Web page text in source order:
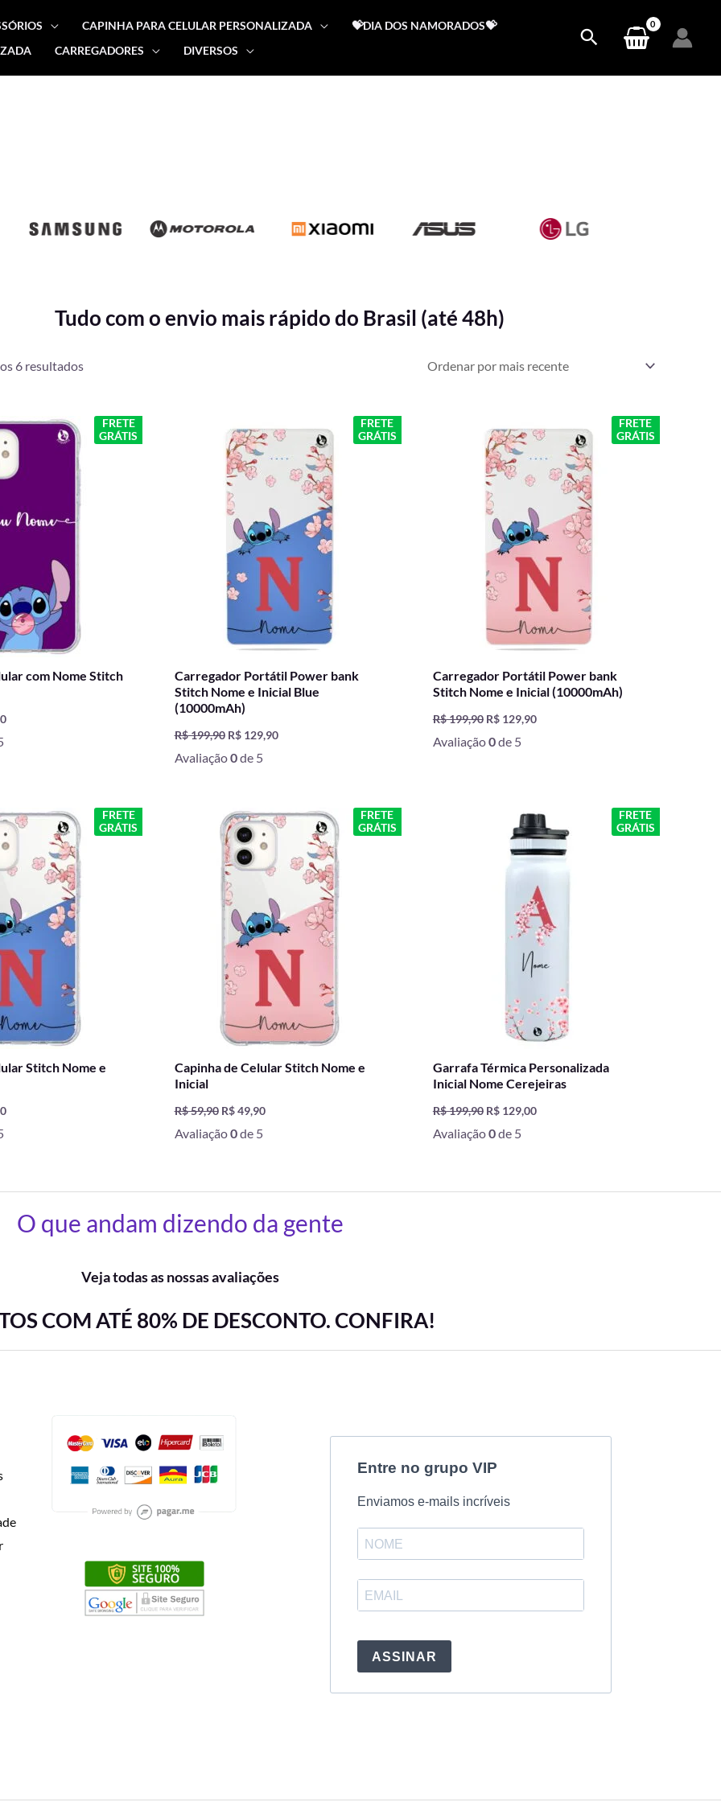
CAPINHA PARA CELULAR PERSONALIZADA
💝DIA DOS NAMORADOS💝
CARREGADORES DIVERSOS
Tudo com o envio mais rápido do Brasil (até 48h)
6 resultados
recente
FRETE
GRÁTIS
com Nome Stitch
O
preço
atual
R$ 49,90.
FRETE
GRÁTIS
Carregador Portátil Power bank
Stitch Nome e Inicial Blue
(10000mAh)
R$199,90
preço
original
era:
R$ 199,90.
R$129,90
preço
R$ 129,90.
Avaliação0de 5
FRETE
GRÁTIS
Carregador Portátil Power bank
Stitch Nome e Inicial (10000mAh)
R$199,90
preço
original
era:
R$ 199,90.
R$129,90
preço
R$ 129,90.
Avaliação0de 5
FRETE
GRÁTIS
Stitch Nome e
O
preço
atual
R$ 49,90.
FRETE
GRÁTIS
Capinha de Celular Stitch Nome e
Inicial
R$59,90
O
preço
original
era:
R$ 59,90.
R$49,90
O
preço
atual
R$ 49,90.
Avaliação0de 5
FRETE
GRÁTIS
Garrafa Térmica Personalizada
Inicial Nome Cerejeiras
R$199,90
preço
original
R$129,00
O
preço
atual
é:
Avaliação0de 5
O que andam dizendo da gente
Veja todas as nossas avaliações
COM ATÉ 80% DE DESCONTO. CONFIRA!
Entre no grupo VIP
Enviamos e-mails incríveis
ASSINAR